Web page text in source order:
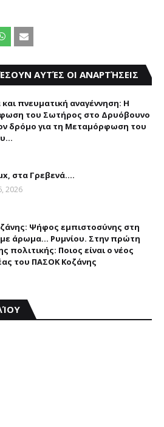
ΑΥΤΈΣ ΟΙ ΑΝΑΡΤΉΣΕΙΣ
πνευματική αναγέννηση: Η
του Σωτήρος στο Δρυόβουνο
δρόμο για τη Μεταμόρφωση του
στα Γρεβενά….
2026
Ψήφος εμπιστοσύνης στη
με άρωμα... Ρυμνίου. Στην πρώτη
πολιτικής: Ποιος είναι ο νέος
του ΠΑΣΟΚ Κοζάνης